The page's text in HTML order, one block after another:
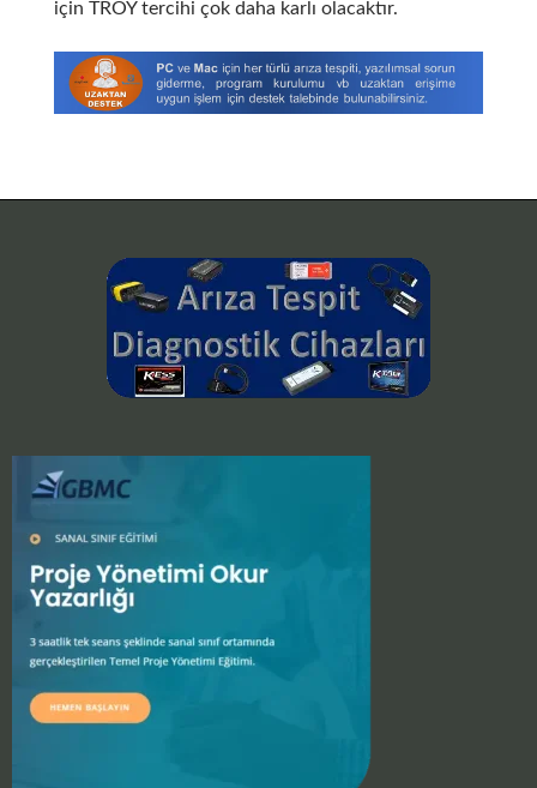
için TROY tercihi çok daha karlı olacaktır.